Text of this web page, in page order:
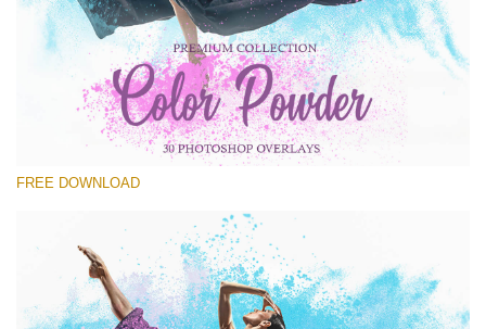
選んでください
Free Powder Overlay #20
Small 800*533px
Color Powder
4 Seasons (411 Overlays)
Large 6000*4000px
Entire Collection
FREE DOWNLOAD